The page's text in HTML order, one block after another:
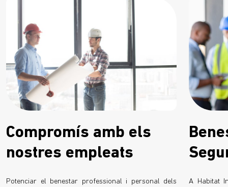
Compromís amb els
nostres empleats
Potenciar el benestar professional i personal dels A Habitat